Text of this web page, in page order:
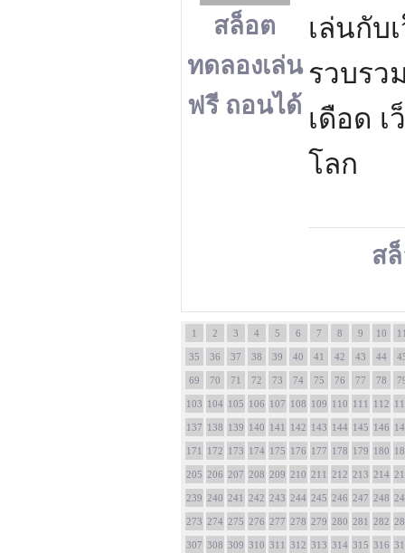
สล็อต
ทดลองเล่น
ฟรี ถอนได้
เล่นกับ
รวบรว
เดือด
โลก
ส
1 2 3 4 5 6 7 8 9 10
35 36 37 38 39 40 41 42 43 44
69 70 71 72 73 74 75 76 77 78
103 104 105 106 107 108 109 110 111 112
137 138 139 140 141 142 143 144 145 146
171 172 173 174 175 176 177 178 179 180
205 206 207 208 209 210 211 212 213 214
239 240 241 242 243 244 245 246 247 248
273 274 275 276 277 278 279 280 281 282
307 308 309 310 311 312 313 314 315 316